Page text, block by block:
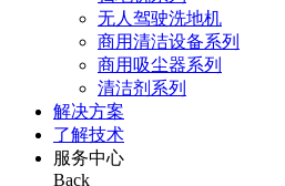
扫地机系列
无人驾驶洗地机
商用清洁设备系列
商用吸尘器系列
清洁剂系列
解决方案
了解技术
服务中心